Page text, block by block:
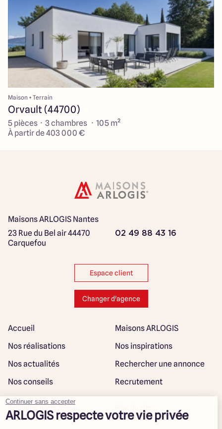
Maison + Terrain
Orvault (44700)
5 pièces · 3 chambres · 105 m²
À partir de 403 000 €
Maisons ARLOGIS Nantes
23 Rue du Bel air44470
Carquefou
02 49 88 43 16
Espace client
Changer d'agence
Accueil
Maisons ARLOGIS
Nos réalisations
Nos inspirations
Nos actualités
Rechercher une annonce
Nos conseils
Recrutement
Rejoindre notre réseau